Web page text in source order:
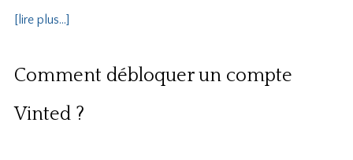
[lire plus...]
Comment débloquer un compte
Vinted ?